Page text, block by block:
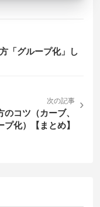
「グループ化」し
次の記事
コツ（カーブ、
化）【まとめ】
›